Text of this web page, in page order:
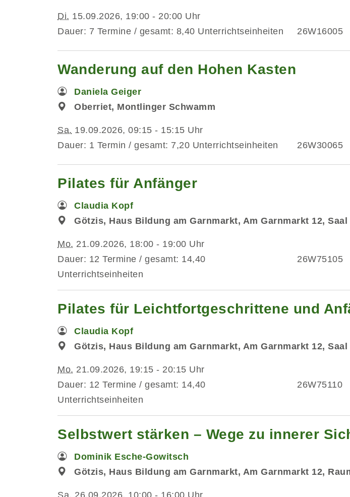
Di. 15.09.2026, 19:00 - 20:00 Uhr
Dauer: 7 Termine / gesamt: 8,40 Unterrichtseinheiten
26W16005
Wanderung auf den Hohen Kasten
Daniela Geiger
Oberriet, Montlinger Schwamm
Sa. 19.09.2026, 09:15 - 15:15 Uhr
Dauer: 1 Termin / gesamt: 7,20 Unterrichtseinheiten
26W30065
Pilates für Anfänger
Claudia Kopf
Götzis, Haus Bildung am Garnmarkt, Am Garnmarkt 12, Saal
Mo. 21.09.2026, 18:00 - 19:00 Uhr
Dauer: 12 Termine / gesamt: 14,40
Unterrichtseinheiten
26W75105
Pilates für Leichtfortgeschrittene und
Claudia Kopf
Götzis, Haus Bildung am Garnmarkt, Am Garnmarkt 12, Saal
Mo. 21.09.2026, 19:15 - 20:15 Uhr
Dauer: 12 Termine / gesamt: 14,40
Unterrichtseinheiten
26W75110
Selbstwert stärken – Wege zu innerer
Dominik Esche-Gowitsch
Götzis, Haus Bildung am Garnmarkt, Am Garnmarkt 12,
Sa. 26.09.2026, 10:00 - 16:00 Uhr